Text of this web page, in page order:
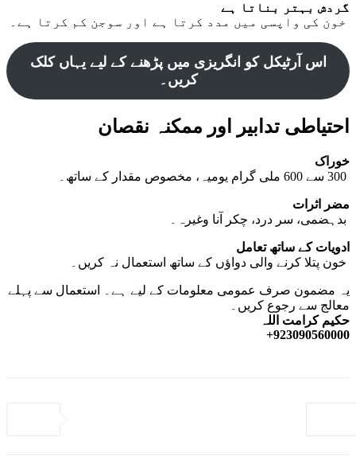
گردش بہتر بناتا ہے
خون کی واپسی میں مدد کرتا ہے اور سوجن کم کرتا ہے۔
اس آرٹیکل کو انگریزی میں پڑھنے کے لیے یہاں کلک
کریں۔
احتیاطی تدابیر اور ممکنہ نقصان
خوراک
مضر اثرات
بدہضمی، سر درد، چکر آنا وغیرہ۔
ادویات کے ساتھ تعامل
خون پتلا کرنے والی دواؤں کے ساتھ استعمال نہ کریں۔
یہ مضمون صرف عمومی معلومات کے لیے ہے۔ استعمال سے پہلے
معالج سے رجوع کریں۔
حکیم کرامت اللہ
923090560000+